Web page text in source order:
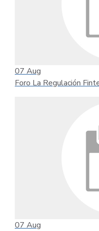
07 Aug
Foro La Regulación
07 Aug